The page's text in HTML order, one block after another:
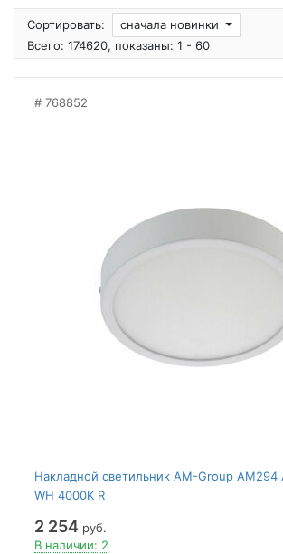
Сортировать:
сначала новинки
Всего: 174620, показаны: 1 - 60
768852
Накладной светильник AM-Group AM294
WH 4000K R
2 254 руб.
В наличии: 2